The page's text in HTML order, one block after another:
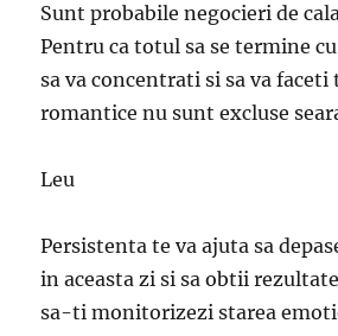
Sunt probabile negocieri de
Pentru ca totul sa se termine
sa va concentrati si sa va
romantice nu sunt excluse
Leu
Persistenta te va ajuta sa
in aceasta zi si sa obtii
sa-ti monitorizezi starea